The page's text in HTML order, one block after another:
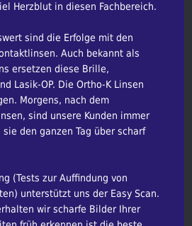
Herzblut in diesen Fachbereich.
sind die Erfolge mit den
Auch bekannt als
ersetzen diese Brille,
Lasik-OP. Die Ortho-K Linsen
Morgens, nach dem
sind unsere Kunden immer
den ganzen Tag über scharf
(Tests zur Auffindung von
unterstützt uns der Easy Scan.
wir scharfe Bilder Ihrer